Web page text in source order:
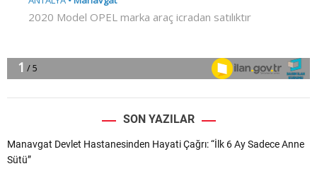
SON YAZILAR
Manavgat Devlet Hastanesinden Hayati Çağrı: “İlk 6 Ay Sadece Anne
Sütü”